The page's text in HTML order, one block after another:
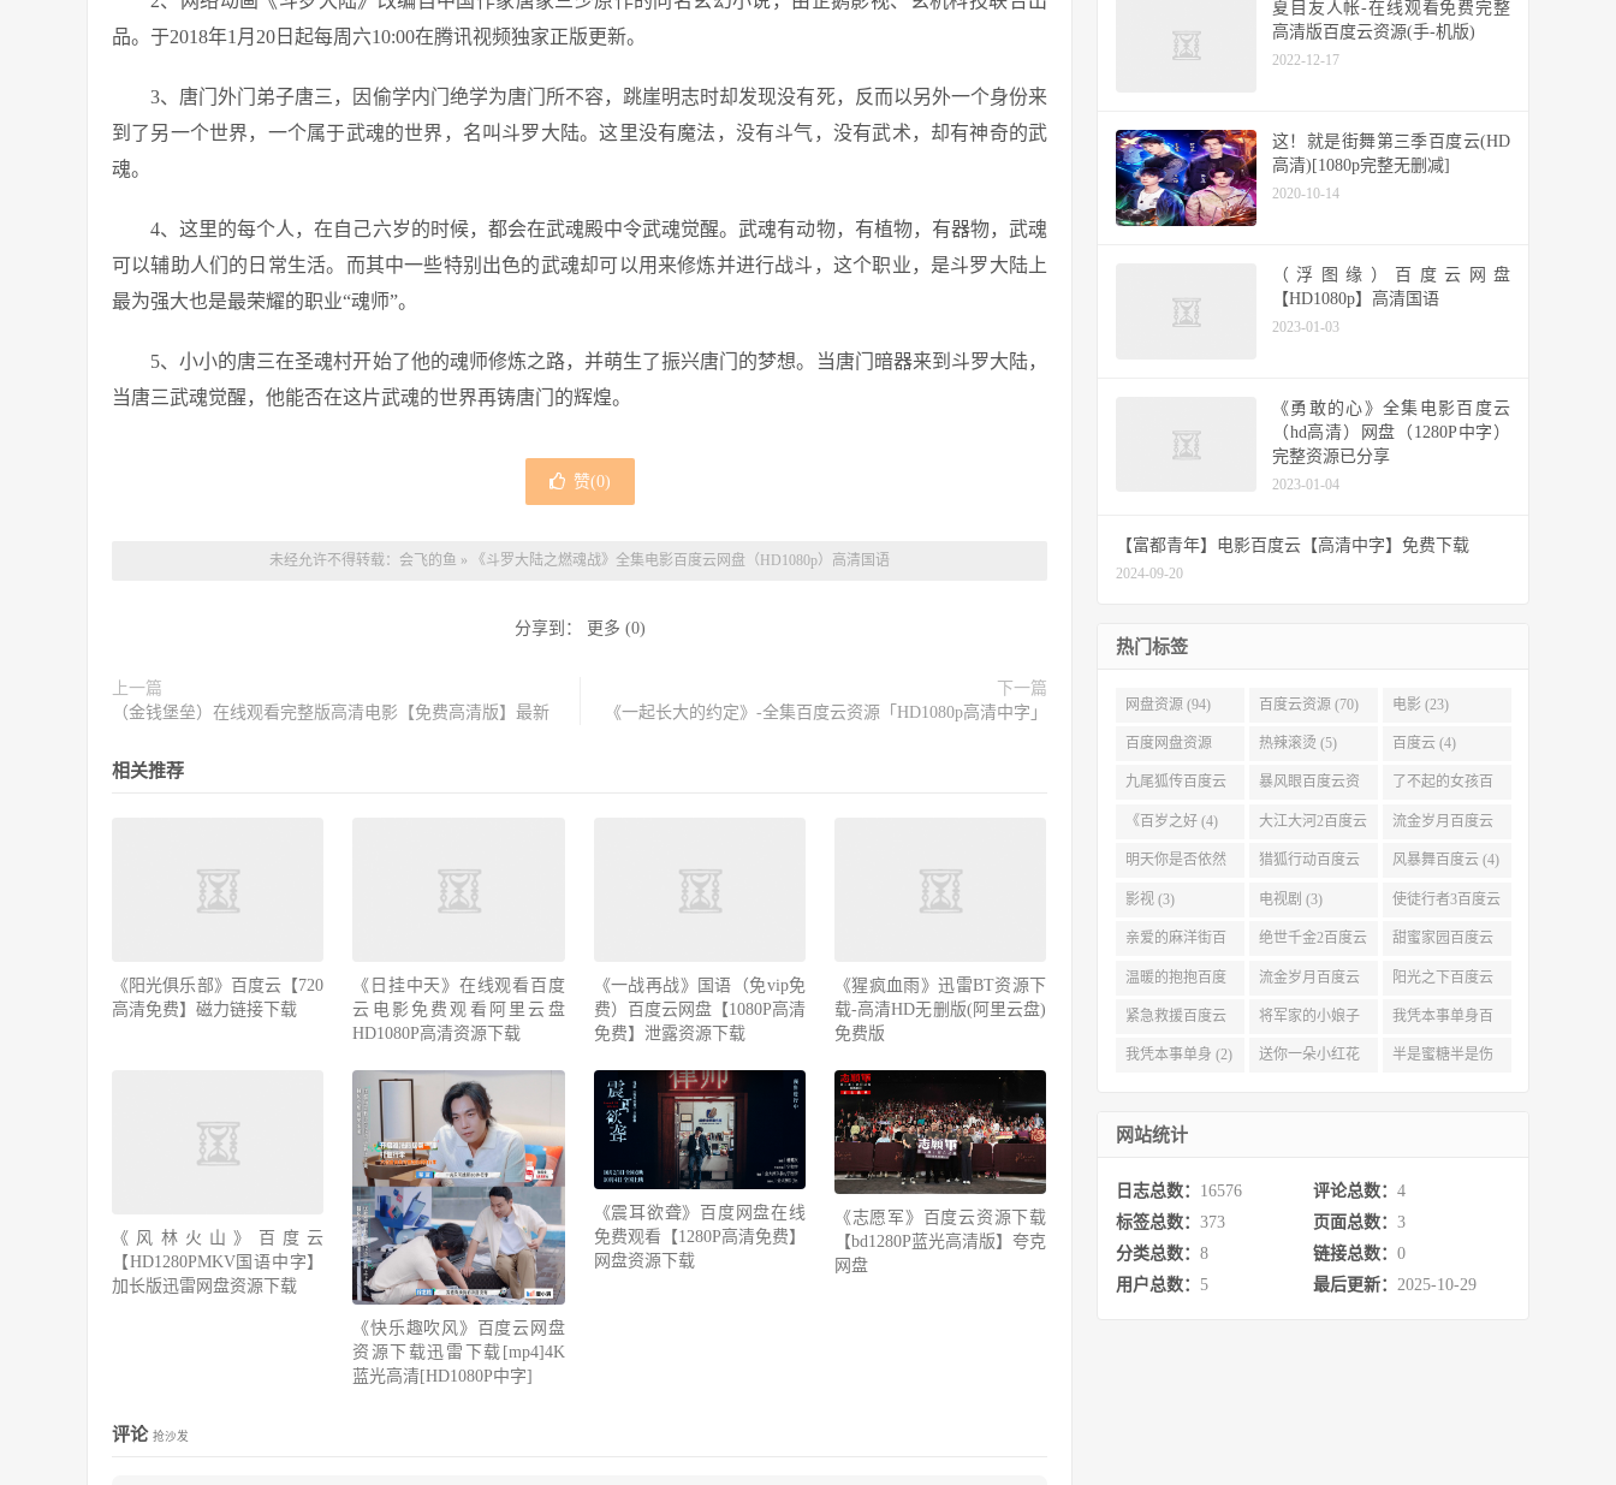
品。于2018年1月20日起每周六10:00在腾讯视频独家正版更新。
3、唐门外门弟子唐三，因偷学内门绝学为唐门所不容，跳崖明志时却发现没有死，反而以另外一个身份来
到了另一个世界，一个属于武魂的世界，名叫斗罗大陆。这里没有魔法，没有斗气，没有武术，却有神奇的武
魂。
4、这里的每个人，在自己六岁的时候，都会在武魂殿中令武魂觉醒。武魂有动物，有植物，有器物，武魂
可以辅助人们的日常生活。而其中一些特别出色的武魂却可以用来修炼并进行战斗，这个职业，是斗罗大陆上
最为强大也是最荣耀的职业“魂师”。
5、小小的唐三在圣魂村开始了他的魂师修炼之路，并萌生了振兴唐门的梦想。当唐门暗器来到斗罗大陆，
当唐三武魂觉醒，他能否在这片武魂的世界再铸唐门的辉煌。
赞(0)
未经允许不得转载： 会飞的鱼 » 《斗罗大陆之燃魂战》全集电影百度云网盘（HD1080p）高清国语
分享到： 更多 (0)
上一篇
（金钱堡垒）在线观看完整版高清电影【免费高清版】最新
下一篇
《一起长大的约定》-全集百度云资源「HD1080p高清中字」
相关推荐
《阳光俱乐部》百度云【720
高清免费】磁力链接下载
《日挂中天》在线观看百度
云电影免费观看阿里云盘
HD1080P高清资源下载
《一战再战》国语（免vip免
费）百度云网盘【1080P高清
免费】泄露资源下载
《猩疯血雨》迅雷BT资源下
载-高清HD无删版(阿里云盘)
免费版
《风林火山》百度云
【HD1280PMKV国语中字】
加长版迅雷网盘资源下载
《快乐趣吹风》百度云网盘
资源下载迅雷下载[mp4]4K
蓝光高清[HD1080P中字]
《震耳欲聋》百度网盘在线
免费观看【1280P高清免费】
网盘资源下载
《志愿军》百度云资源下载
【bd1280P蓝光高清版】夸克
网盘
评论 抢沙发
夏目友人帐-在线观看免费完整
高清版百度云资源(手-机版)
2022-12-17
这！就是街舞第三季百度云(HD
高清)[1080p完整无删减]
2020-10-14
（浮图缘）百度云网盘
【HD1080p】高清国语
2023-01-03
《勇敢的心》全集电影百度云
（hd高清）网盘（1280P中字）
完整资源已分享
2023-01-04
【富都青年】电影百度云【高清中字】免费下载
2024-09-20
热门标签
网盘资源 (94) 百度云资源 (70) 电影 (23)
百度网盘资源
(11)
热辣滚烫 (5) 百度云 (4)
九尾狐传百度云
(4)
暴风眼百度云资
源 (4)
了不起的女孩百
度云 (4)
《百岁之好 (4) 大江大河2百度云
(4)
流金岁月百度云
(4)
明天你是否依然
爱我百度云 (4)
猎狐行动百度云
(4)
风暴舞百度云 (4)
影视 (3) 电视剧 (3) 使徒行者3百度云
资源 (3)
亲爱的麻洋街百
度云资源 (3)
绝世千金2百度云
(3)
甜蜜家园百度云
(3)
温暖的抱抱百度
云 (3)
流金岁月百度云
完整网盘 (3)
阳光之下百度云
(3)
紧急救援百度云
资源 (2)
将军家的小娘子
百度云 (2)
我凭本事单身百
度云资源 (2)
我凭本事单身 (2) 送你一朵小红花 半是蜜糖半是伤
网站统计
日志总数： 16576 评论总数： 4
标签总数： 373 页面总数： 3
分类总数： 8 链接总数： 0
用户总数： 5 最后更新： 2025-10-29